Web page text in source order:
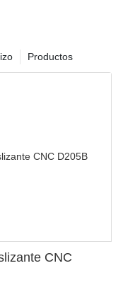
Productos
CNC